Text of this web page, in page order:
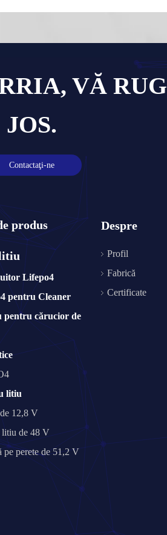
VĂ
JOS.
Contactaţi-ne
produs
Lifepo4
pentru Cleaner
pentru cărucior de
litiu
12,8 V
litiu de 48 V
pe perete de 51,2 V
Despre
Profil
Fabrică
Certificate